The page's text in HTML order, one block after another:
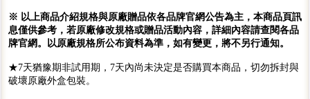
※ 以上商品介紹規格與原廠贈品依各品牌官網公告為主，本商品頁訊
息僅供參考，若原廠修改規格或贈品活動內容，詳細內容請查閱各品
牌官網。以原廠規格所公布資料為準，如有變更，將不另行通知。
★7天猶豫期非試用期，7天內尚未決定是否購買本商品，切勿拆封與
破壞原廠外盒包裝。